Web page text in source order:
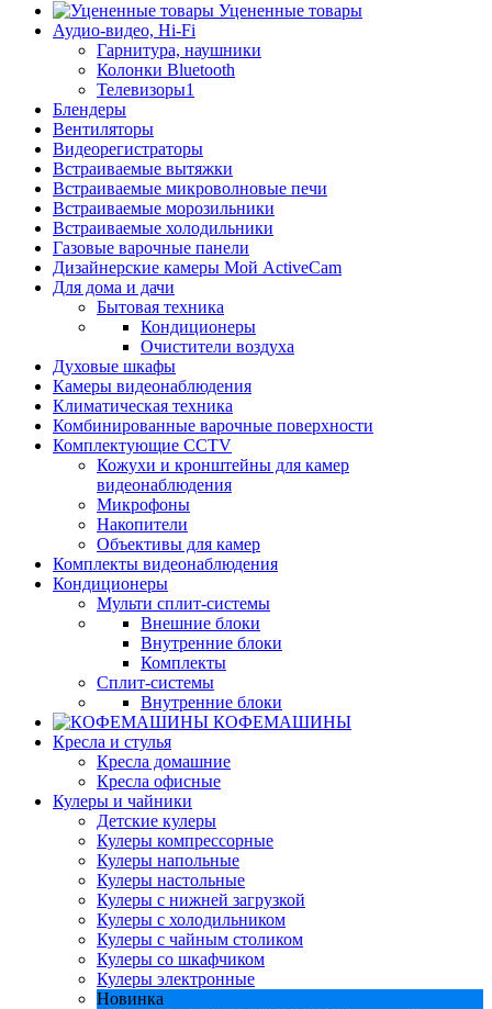
Уцененные товары
Аудио-видео, Hi-Fi
Гарнитура, наушники
Колонки Bluetooth
Телевизоры1
Блендеры
Вентиляторы
Видеорегистраторы
Встраиваемые вытяжки
Встраиваемые микроволновые печи
Встраиваемые морозильники
Встраиваемые холодильники
Газовые варочные панели
Дизайнерские камеры Мой ActiveCam
Для дома и дачи
Бытовая техника
Кондиционеры
Очистители воздуха
Духовые шкафы
Камеры видеонаблюдения
Климатическая техника
Комбинированные варочные поверхности
Комплектующие CCTV
Кожухи и кронштейны для камер
видеонаблюдения
Микрофоны
Накопители
Объективы для камер
Комплекты видеонаблюдения
Кондиционеры
Мульти сплит-системы
Внешние блоки
Внутренние блоки
Комплекты
Сплит-системы
Внутренние блоки
КОФЕМАШИНЫ
Кресла и стулья
Кресла домашние
Кресла офисные
Кулеры и чайники
Детские кулеры
Кулеры компрессорные
Кулеры напольные
Кулеры настольные
Кулеры с нижней загрузкой
Кулеры с холодильником
Кулеры с чайным столиком
Кулеры со шкафчиком
Кулеры электронные
Новинка